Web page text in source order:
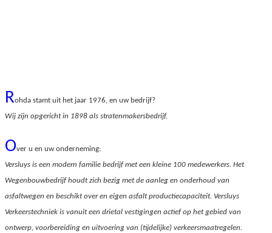
Rohda stamt uit het jaar 1976, en uw bedrijf?
Wij zijn opgericht in 1898 als stratenmakersbedrijf.
Over u en uw onderneming:
Versluys is een modern familie bedrijf met een kleine 100 medewerkers. Het
Wegenbouwbedrijf houdt zich bezig met de aanleg en onderhoud van
asfaltwegen en beschikt over en eigen asfalt productiecapaciteit. Versluys
Verkeerstechniek is vanuit een drietal vestigingen actief op het gebied van
ontwerp, voorbereiding en uitvoering van (tijdelijke) verkeersmaatregelen.